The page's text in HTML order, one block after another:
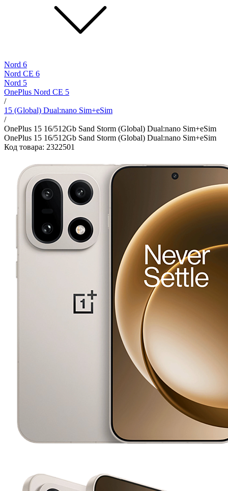
Nord 6
Nord CE 6
Nord 5
OnePlus Nord CE 5
/
15 (Global) Dual:nano Sim+eSim
/
OnePlus 15 16/512Gb Sand Storm (Global) Dual:nano Sim+eSim
OnePlus 15 16/512Gb Sand Storm (Global) Dual:nano Sim+eSim
Код товара: 2322501